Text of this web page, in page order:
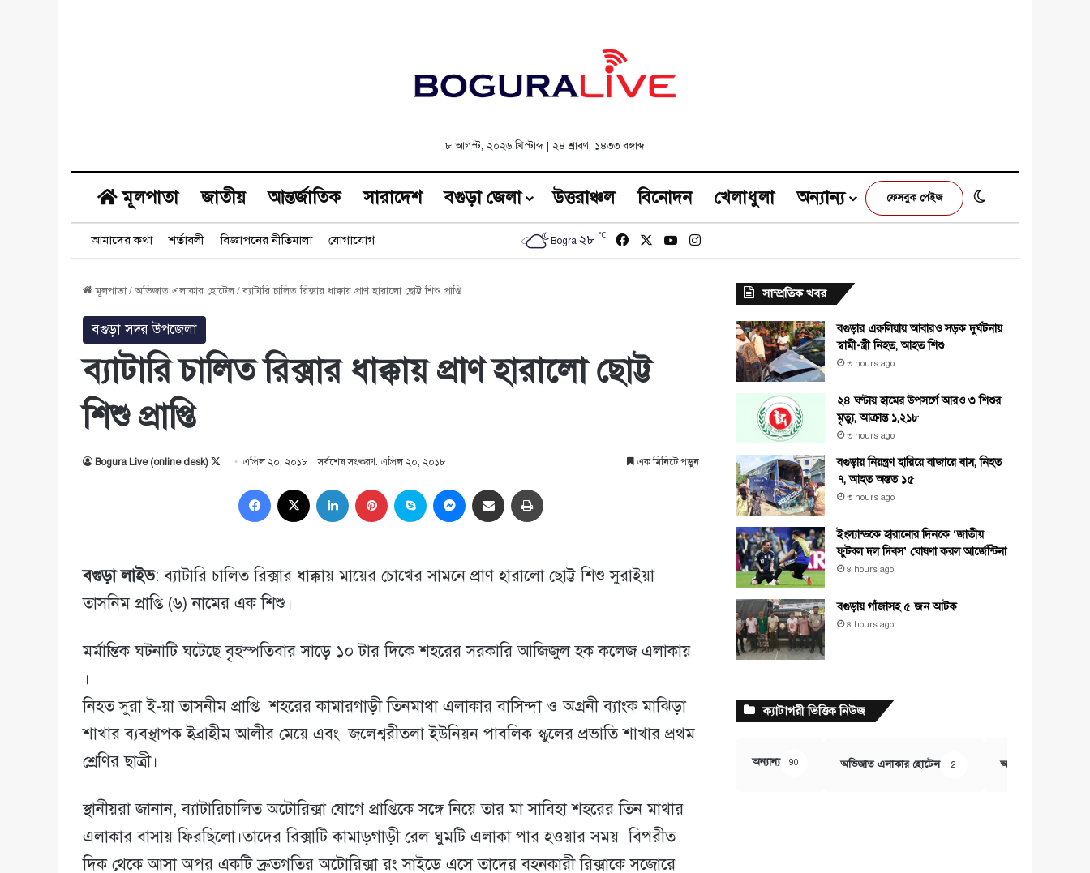
৮ আগস্ট, ২০২৬ খ্রিস্টাব্দ | ২৪ শ্রাবণ, ১৪৩৩ বঙ্গাব্দ
মূলপাতা জাতীয় আন্তর্জাতিক সারাদেশ বগুড়া জেলা উত্তরাঞ্চল বিনোদন খেলাধুলা অন্যান্য ফেসবুক পেইজ
আমাদের কথা শর্তাবলী বিজ্ঞাপনের নীতিমালা যোগাযোগ Bogra ২৮ ℃ FacebookYouTubeInstagram
মূলপাতা/অভিজাত এলাকার হোটেল/ব্যাটারি চালিত রিক্সার ধাক্কায় প্রাণ হারালো ছোট্ট শিশু প্রাপ্তি
বগুড়া সদর উপজেলা
ব্যাটারি চালিত রিক্সার ধাক্কায় প্রাণ হারালো ছোট্ট
শিশু প্রাপ্তি
Bogura Live (online desk)
Followএপ্রিল ২০, ২০১৮ সর্বশেষ সংষ্করণ: এপ্রিল ২০, ২০১৮ এক মিনিটে পড়ুন
Facebook LinkedIn Pinterest Skype MessengerShare via Email
বগুড়া লাইভ: ব্যাটারি চালিত রিক্সার ধাক্কায় মায়ের চোখের সামনে প্রাণ হারালো ছোট্ট শিশু সুরাইয়া
তাসনিম প্রাপ্তি (৬) নামের এক শিশু।
মর্মান্তিক ঘটনাটি ঘটেছে বৃহস্পতিবার সাড়ে ১০ টার দিকে শহরের সরকারি আজিজুল হক কলেজ এলাকায়
।
নিহত সুরা ই-য়া তাসনীম প্রাপ্তি শহরের কামারগাড়ী তিনমাথা এলাকার বাসিন্দা ও অগ্রনী ব্যাংক মাঝিড়া
শাখার ব্যবস্থাপক ইব্রাহীম আলীর মেয়ে এবং জলেশ্বরীতলা ইউনিয়ন পাবলিক স্কুলের প্রভাতি শাখার প্রথম
শ্রেণির ছাত্রী।
স্থানীয়রা জানান, ব্যাটারিচালিত অটোরিক্সা যোগে প্রাপ্তিকে সঙ্গে নিয়ে তার মা সাবিহা শহরের তিন মাথার
এলাকার বাসায় ফিরছিলো।তাদের রিক্সাটি কামাড়গাড়ী রেল ঘুমটি এলাকা পার হওয়ার সময় বিপরীত
দিক থেকে আসা অপর একটি দ্রুতগতির অটোরিক্সা রং সাইডে এসে তাদের বহনকারী রিক্সাকে সজোরে
সাম্প্রতিক খবর
বগুড়ার এরুলিয়ায় আবারও সড়ক দুর্ঘটনায়
স্বামী-স্ত্রী নিহত, আহত শিশু
৩ hours ago
২৪ ঘণ্টায় হামের উপসর্গে আরও ৩ শিশুর
মৃত্যু, আক্রান্ত ১,২১৮
৩ hours ago
বগুড়ায় নিয়ন্ত্রণ হারিয়ে বাজারে বাস, নিহত
৭, আহত অন্তত ১৫
৩ hours ago
ইংল্যান্ডকে হারানোর দিনকে ‘জাতীয়
ফুটবল দল দিবস’ ঘোষণা করল আর্জেন্টিনা
৪ hours ago
বগুড়ায় গাঁজাসহ ৫ জন আটক
৪ hours ago
ক্যাটাগরী ভিত্তিক নিউজ
অন্যান্য 90 অভিজাত এলাকার হোটেল 2 অর্থ ও বানিজ্য